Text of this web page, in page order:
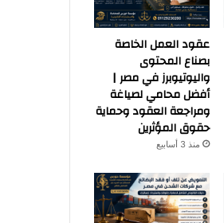
عقود العمل الخاصة
بصناع المحتوى
واليوتيوبرز في مصر |
أفضل محامي لصياغة
ومراجعة العقود وحماية
حقوق المؤثرين
منذ 3 أسابيع